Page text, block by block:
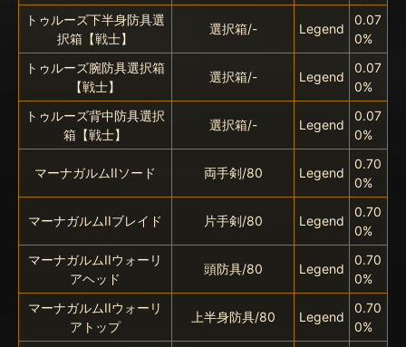
トゥルーズ下半身防具選
択箱【戦士】
選択箱/- Legend
0.07
0%
トゥルーズ腕防具選択箱
【戦士】
選択箱/- Legend
0.07
0%
トゥルーズ背中防具選択
箱【戦士】
選択箱/- Legend
0.07
0%
マーナガルムIIソード 両手剣/80 Legend
0.70
0%
マーナガルムIIブレイド 片手剣/80 Legend
0.70
0%
マーナガルムIIウォーリ
アヘッド
頭防具/80 Legend
0.70
0%
マーナガルムIIウォーリ
アトップ
上半身防具/80 Legend
0.70
0%